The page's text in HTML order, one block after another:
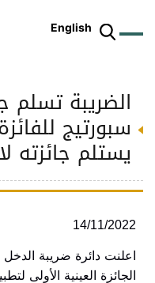
English
الضريبة تسلم
سبورتيج
يستلم جائزته
14/11/2022
اعلنت دائرة ضريبة
الجائزة العينية الأولى